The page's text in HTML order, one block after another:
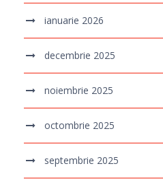
ianuarie 2026
decembrie 2025
noiembrie 2025
octombrie 2025
septembrie 2025